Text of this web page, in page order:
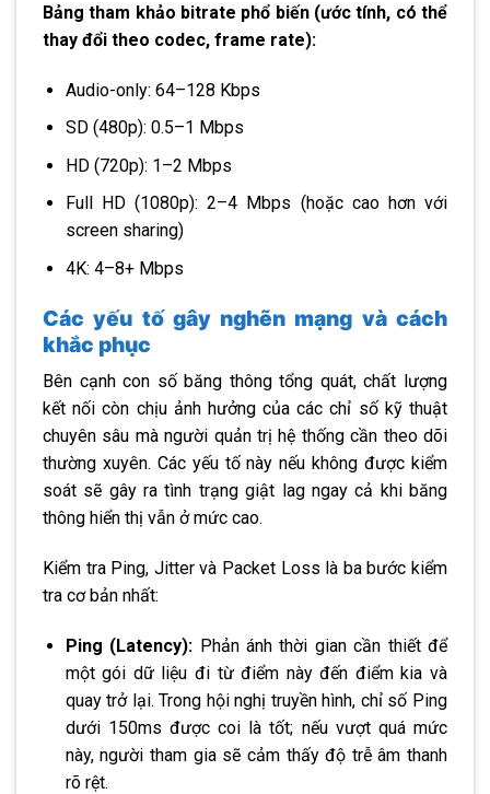
Bảng tham khảo bitrate phổ biến (ước tính, có thể
thay đổi theo codec, frame rate):
Audio-only: 64–128 Kbps
SD (480p): 0.5–1 Mbps
HD (720p): 1–2 Mbps
Full HD (1080p): 2–4 Mbps (hoặc cao hơn với
screen sharing)
4K: 4–8+ Mbps
Các yếu tố gây nghẽn mạng và cách
khắc phục
Bên cạnh con số băng thông tổng quát, chất lượng
kết nối còn chịu ảnh hưởng của các chỉ số kỹ thuật
chuyên sâu mà người quản trị hệ thống cần theo dõi
thường xuyên. Các yếu tố này nếu không được kiểm
soát sẽ gây ra tình trạng giật lag ngay cả khi băng
thông hiển thị vẫn ở mức cao.
Kiểm tra Ping, Jitter và Packet Loss là ba bước kiểm
tra cơ bản nhất:
Ping (Latency): Phản ánh thời gian cần thiết để
một gói dữ liệu đi từ điểm này đến điểm kia và
quay trở lại. Trong hội nghị truyền hình, chỉ số Ping
dưới 150ms được coi là tốt; nếu vượt quá mức
này, người tham gia sẽ cảm thấy độ trễ âm thanh
rõ rệt.